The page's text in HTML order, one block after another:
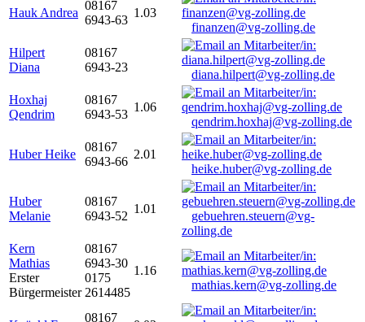
Hauk Andrea
08167
6943-63
1.03
finanzen@vg-zolling.de
Hilpert
Diana
08167
6943-23
diana.hilpert@vg-zolling.de
Hoxhaj
Qendrim
08167
6943-53
1.06
qendrim.hoxhaj@vg-zolling.de
Huber Heike
08167
6943-66
2.01
heike.huber@vg-zolling.de
Huber
Melanie
08167
6943-52
1.01
gebuehren.steuern@vg-
zolling.de
Kern
Mathias
Erster
Bürgermeister
08167
6943-30
0175
2614485
1.16
mathias.kern@vg-zolling.de
08167